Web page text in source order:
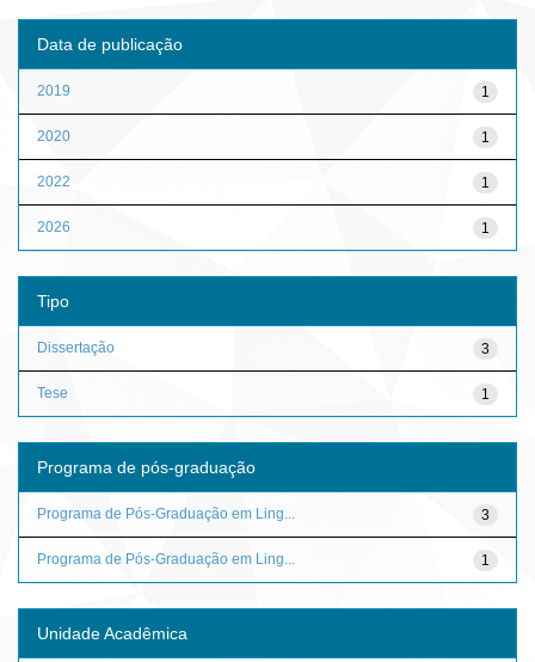
Data de publicação
1
2019
1
2020
1
2022
1
2026
Tipo
3
Dissertação
1
Tese
Programa de pós-graduação
3
Programa de Pós-Graduação em Ling...
1
Programa de Pós-Graduação em Ling...
Unidade Acadêmica